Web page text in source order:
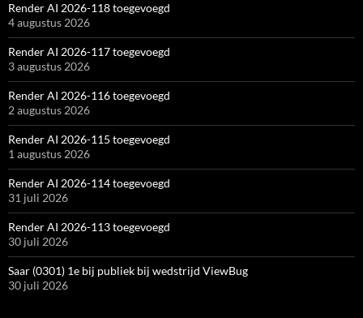
Render AI 2026-118 toegevoegd
4 augustus 2026
Render AI 2026-117 toegevoegd
3 augustus 2026
Render AI 2026-116 toegevoegd
2 augustus 2026
Render AI 2026-115 toegevoegd
1 augustus 2026
Render AI 2026-114 toegevoegd
31 juli 2026
Render AI 2026-113 toegevoegd
30 juli 2026
Saar (0301) 1e bij publiek bij wedstrijd ViewBug
30 juli 2026